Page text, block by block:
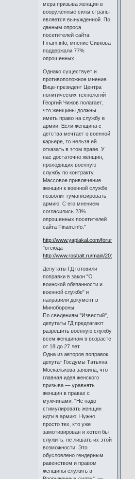
мера призыва женщин в
вооружённые силы страны
является вынужденной. По
данным опроса
посетителей сайта
Finam.info, мнение Сивкова
поддержали 77%
опрошенных.
Однако существует и
противоположное мнение.
Вице-президент Центра
политических технологий
Георгий Чижов полагает,
что женщины должны
иметь право на службу в
армии. Если женщина с
детства мечтает о военной
карьере, то нельзя ей
отказать в этом праве. У
нас достаточно женщин,
проходящих военную
службу по контракту.
Массовое привлечение
женщин к военной службе
позволит гуманизировать
армию. С его мнением
согласились 23%
опрошенных посетителей
сайта Finam.info."
http://www.yaplakal.com/forum3/
"отсюда
http://www.rosbalt.ru/main/2013/05/28/
Депутаты ГД готовили
поправки в закон "О
воинской обязанности и
военной службе" и
направили документ в
Минобороны.
По сведениям "Известий",
депутаты ГД предлагают
разрешить военную службу
всем женщинам в возрасте
от 18 до 27 лет.
Одна из авторов поправок,
депутат Госдумы Татьяна
Москалькова заявила, что
главная идея женского
призыва — уравнять
женщин в правах с
мужчинами. "Не надо
стимулировать женщин
идти в армию. Нужно
просто тех, кто уже
замотивирован и хотел бы
служить, не лишать их этой
возможности. Это
обусловлено гендерным
равенством и правом
женщины служить в